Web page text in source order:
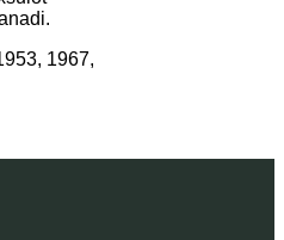
1967,